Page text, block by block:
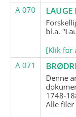
A 070
LAUGE
bl.a.
[Klik for
A 071
Denne
1748-
Alle filer